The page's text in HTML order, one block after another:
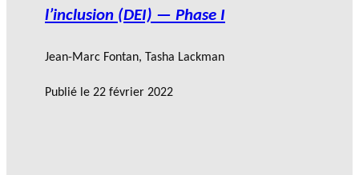
l’inclusion (DEI) — Phase I
Jean-Marc Fontan, Tasha Lackman
Publié le 22 février 2022